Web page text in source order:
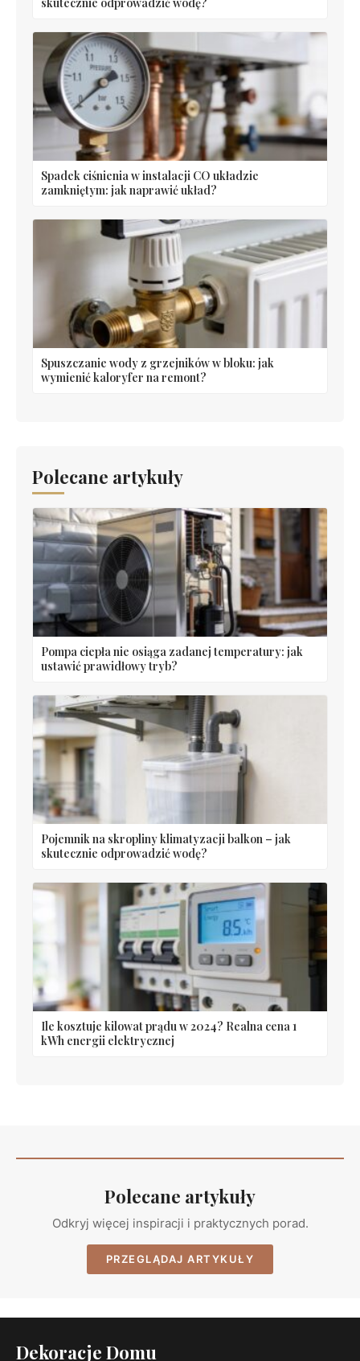
skutecznie odprowadzić wodę?
Spadek ciśnienia w instalacji CO układzie
zamkniętym: jak naprawić układ?
Spuszczanie wody z grzejników w bloku: jak
wymienić kaloryfer na remont?
Polecane artykuły
Pompa ciepła nie osiąga zadanej temperatury: jak
ustawić prawidłowy tryb?
Pojemnik na skropliny klimatyzacji balkon – jak
skutecznie odprowadzić wodę?
Ile kosztuje kilowat prądu w 2024? Realna cena 1
kWh energii elektrycznej
Polecane artykuły
Odkryj więcej inspiracji i praktycznych porad.
PRZEGLĄDAJ ARTYKUŁY
Dekoracje Domu